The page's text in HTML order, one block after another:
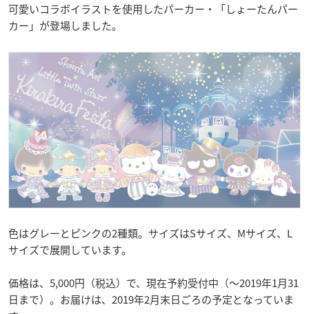
可愛いコラボイラストを使用したパーカー・「しょーたんパー
カー」が登場しました。
色はグレーとピンクの2種類。サイズはSサイズ、Mサイズ、L
サイズで展開しています。
価格は、5,000円（税込）で、現在予約受付中（〜2019年1月31
日まで）。お届けは、2019年2月末日ごろの予定となっていま